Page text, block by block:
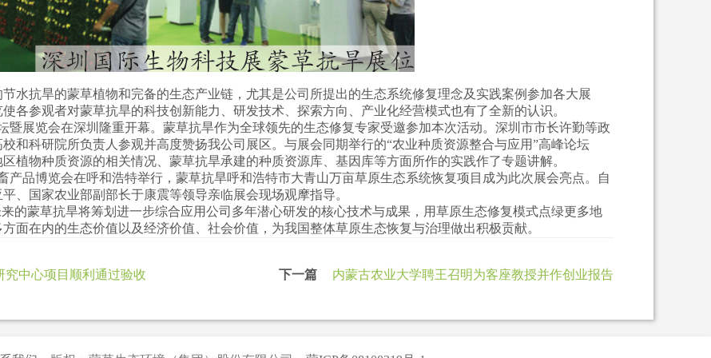
抗旱的蒙草植物和完备的生态产业链，尤其是公司所提出的生态系统修复理念及实践案例参加各大展
各参观者对蒙草抗旱的科技创新能力、研发技术、探索方向、产业化经营模式也有了全新的认识。
展览会在深圳隆重开幕。蒙草抗旱作为全球领先的生态修复专家受邀参加本次活动。深圳市市长许勤等政
和科研院所负责人参观并高度赞扬我公司展区。与展会同期举行的“农业种质资源整合与应用”高峰论坛
植物种质资源的相关情况、蒙草抗旱承建的种质资源库、基因库等方面所作的实践作了专题讲解。
品博览会在呼和浩特举行，蒙草抗旱呼和浩特市大青山万亩草原生态系统恢复项目成为此次展会亮点。自
、国家农业部副部长于康震等领导亲临展会现场观摩指导。
蒙草抗旱将筹划进一步综合应用公司多年潜心研发的核心技术与成果，用草原生态修复模式点绿更多地
面在内的生态价值以及经济价值、社会价值，为我国整体草原生态恢复与治理做出积极贡献。
中心项目顺利通过验收 下一篇 内蒙古农业大学聘王召明为客座教授并作创业报告